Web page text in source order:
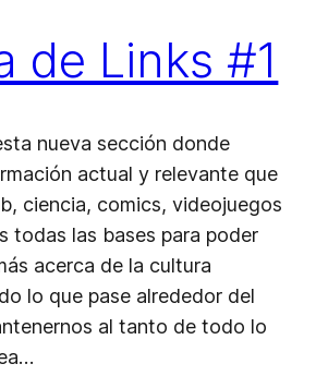
de Links #1
nueva sección donde
actual y relevante que
ciencia, comics, videojuegos
todas las bases para poder
acerca de la cultura
lo que pase alrededor del
al tanto de todo lo